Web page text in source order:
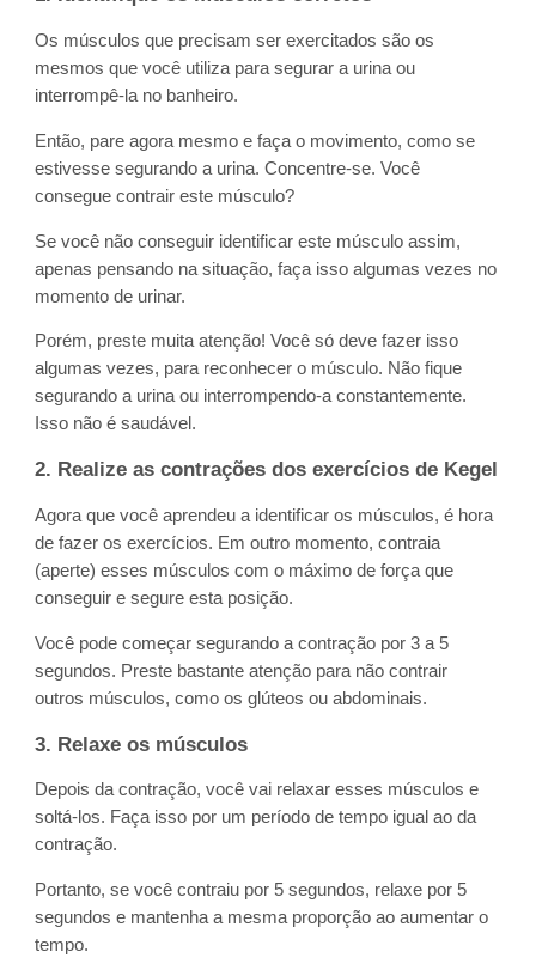
Os músculos que precisam ser exercitados são os
mesmos que você utiliza para segurar a urina ou
interrompê-la no banheiro.
Então, pare agora mesmo e faça o movimento, como se
estivesse segurando a urina. Concentre-se. Você
consegue contrair este músculo?
Se você não conseguir identificar este músculo assim,
apenas pensando na situação, faça isso algumas vezes no
momento de urinar.
Porém, preste muita atenção! Você só deve fazer isso
algumas vezes, para reconhecer o músculo. Não fique
segurando a urina ou interrompendo-a constantemente.
Isso não é saudável.
2. Realize as contrações dos exercícios de Kegel
Agora que você aprendeu a identificar os músculos, é hora
de fazer os exercícios. Em outro momento, contraia
(aperte) esses músculos com o máximo de força que
conseguir e segure esta posição.
Você pode começar segurando a contração por 3 a 5
segundos. Preste bastante atenção para não contrair
outros músculos, como os glúteos ou abdominais.
3. Relaxe os músculos
Depois da contração, você vai relaxar esses músculos e
soltá-los. Faça isso por um período de tempo igual ao da
contração.
Portanto, se você contraiu por 5 segundos, relaxe por 5
segundos e mantenha a mesma proporção ao aumentar o
tempo.